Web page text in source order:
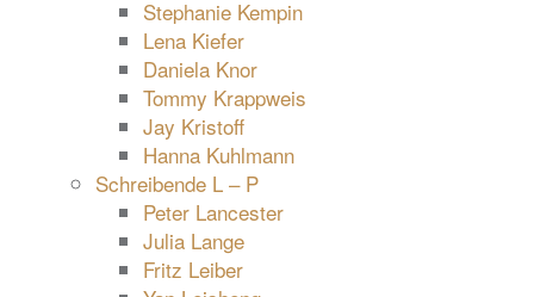
Stephanie Kempin
Lena Kiefer
Daniela Knor
Tommy Krappweis
Jay Kristoff
Hanna Kuhlmann
Schreibende L – P
Peter Lancester
Julia Lange
Fritz Leiber